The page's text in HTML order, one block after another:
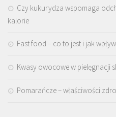
Czy kukurydza wspomaga
kalorie
Fast food – co to jest i jak
Kwasy owocowe w pielęgnacji
Pomarańcze – właściwości